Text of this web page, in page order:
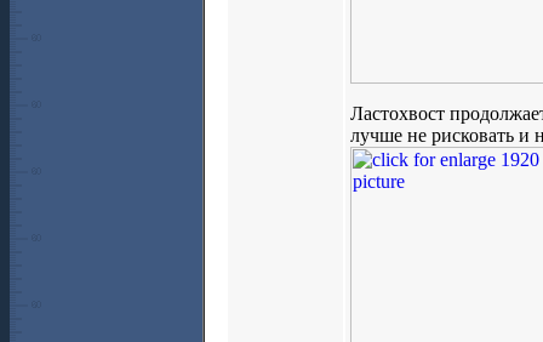
Ластохвост
лучше не рисковать и